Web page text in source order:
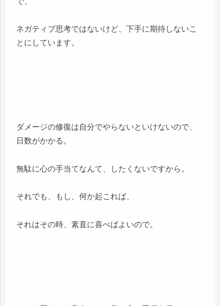
ネガティブ思考ではないけど、下手に期待しないこ
とにしています。
ダメージの修復は自分でやらないといけないので、
日数がかかる。
無駄に心の手当てなんて、したくないですから。
それでも、もし、何か起これば、
それはその時、素直に喜べばよいので。